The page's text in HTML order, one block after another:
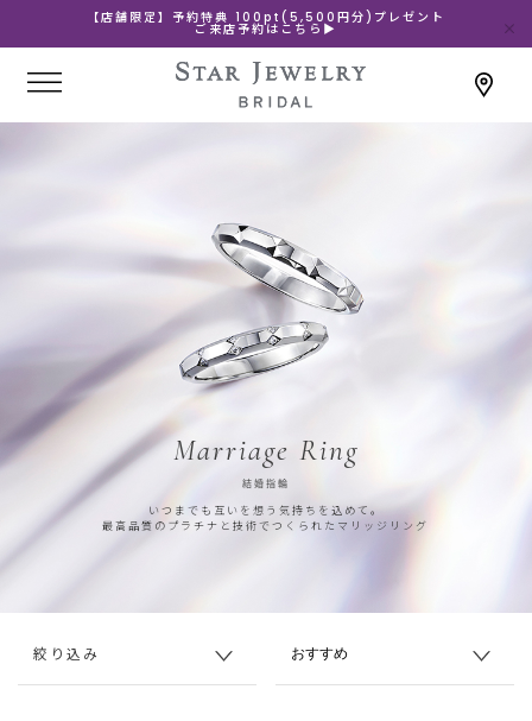
【店舗限定】予約特典 100pt(5,500円分)プレゼント
ご来店予約はこちら▶
Marriage Ring
結婚指輪
いつまでも互いを想う気持ちを込めて。
最高品質のプラチナと技術でつくられたマリッジリング
絞り込み